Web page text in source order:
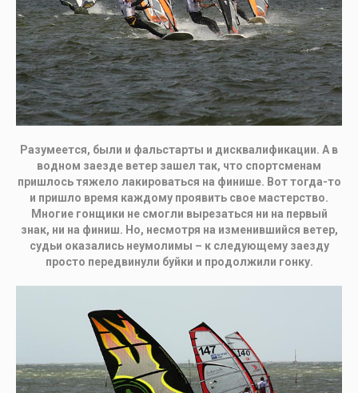
Разумеется, были и фальстарты и дисквалификации. А в
водном заезде ветер зашел так, что спортсменам
пришлось тяжело лакироваться на финише. Вот тогда-то
и пришло время каждому проявить свое мастерство.
Многие гонщики не смогли вырезаться ни на первый
знак, ни на финиш. Но, несмотря на изменившийся ветер,
судьи оказались неумолимы – к следующему заезду
просто передвинули буйки и продолжили гонку.